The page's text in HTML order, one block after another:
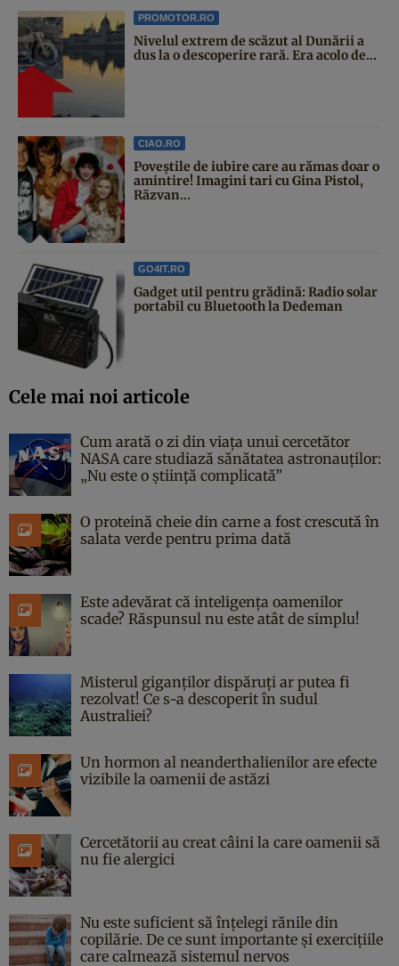
PROMOTOR.RO
Nivelul extrem de scăzut al Dunării a
dus la o descoperire rară. Era acolo de...
CIAO.RO
Poveştile de iubire care au rămas doar o
amintire! Imagini tari cu Gina Pistol,
Răzvan...
GO4IT.RO
Gadget util pentru grădină: Radio solar
portabil cu Bluetooth la Dedeman
Cele mai noi articole
Cum arată o zi din viața unui cercetător
NASA care studiază sănătatea astronauților:
„Nu este o știință complicată”
O proteină cheie din carne a fost crescută în
salata verde pentru prima dată
Este adevărat că inteligența oamenilor
scade? Răspunsul nu este atât de simplu!
Misterul giganților dispăruți ar putea fi
rezolvat! Ce s-a descoperit în sudul
Australiei?
Un hormon al neanderthalienilor are efecte
vizibile la oamenii de astăzi
Cercetătorii au creat câini la care oamenii să
nu fie alergici
Nu este suficient să înțelegi rănile din
copilărie. De ce sunt importante și exercițiile
care calmează sistemul nervos